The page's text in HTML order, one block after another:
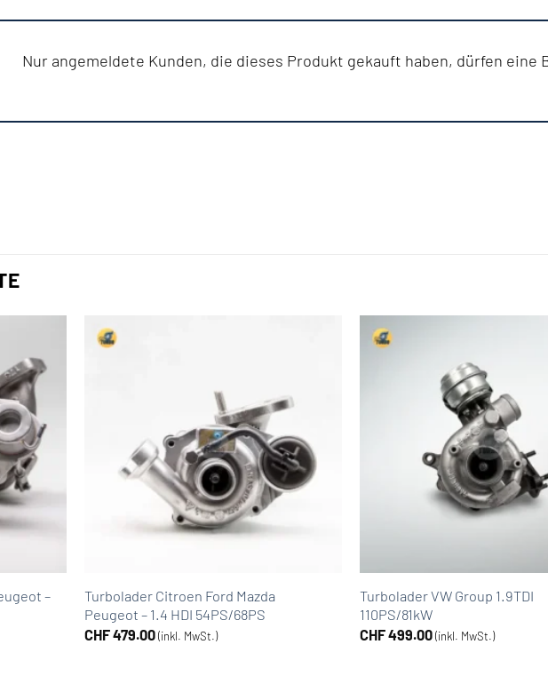
Nur angemeldete Kunden, die dieses Produkt gekauft haben, dürfen eine
–
Turbolader Citroen Ford Mazda
Peugeot – 1.4 HDI 54PS/68PS
CHF479.00 (inkl. MwSt.)
Turbolader VW Group 1.9TDI
110PS/81kW
CHF499.00 (inkl. MwSt.)